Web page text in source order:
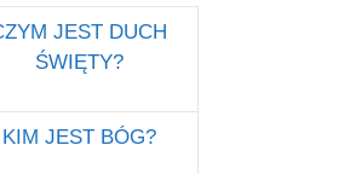
JEST DUCH
ŚWIĘTY?
KIM JEST BÓG?